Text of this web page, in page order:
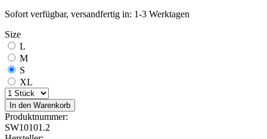
Sofort verfügbar, versandfertig in: 1-3 Werktagen
Size
L
M
S
XL
In den Warenkorb
Produktnummer:
SW10101.2